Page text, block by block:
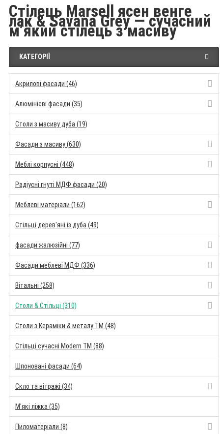
Стілець Marsell ясен венге
лак & Savana Grey — сучасний
м’який стілець з масиву
КАТЕГОРІЇ
Акрилові фасади (46)
Алюмінієві фасади (35)
Столи з масиву дуба (19)
Фасади з масиву (630)
Меблі корпусні (448)
Радіусні гнуті МДФ фасади (20)
Меблеві матеріали (162)
Стільці дерев'яні із дуба (49)
фасади жалюзійні (77)
Фасади меблеві МДФ (336)
Вітальні (258)
Столи & Стільці (310)
Столи з Кераміки & металу TM (48)
Стільці сучасні Modern TM (88)
Шпоновані фасади (64)
Скло та вітражі (34)
М'які ліжка (35)
Пиломатеріали (8)